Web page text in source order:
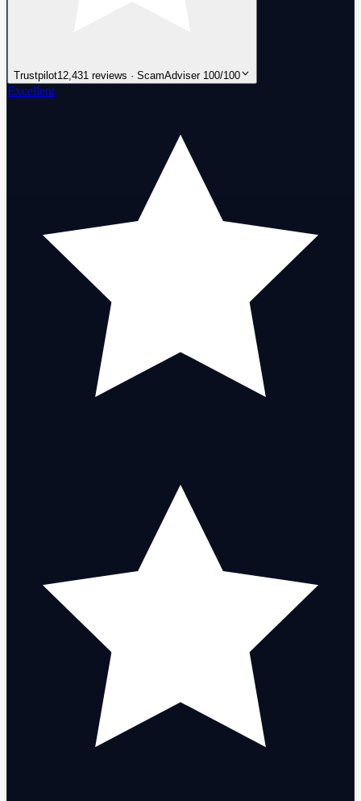
Trustpilot12,431 reviews · ScamAdviser 100/100
Excellent